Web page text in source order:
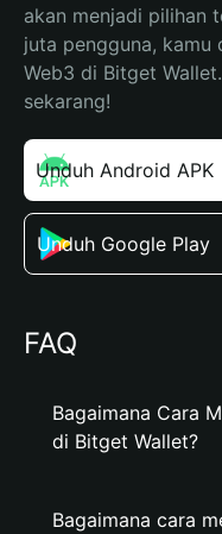
akan menjadi pilihan
juta pengguna, kamu
Web3 di Bitget
sekarang!
Unduh Android APK
Unduh Google Play
FAQ
Bagaimana Cara
di Bitget Wallet?
Bagaimana cara